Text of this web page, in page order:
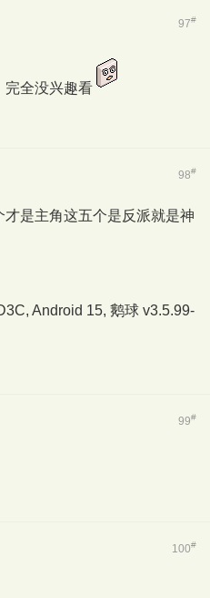
97#
完全没兴趣看
98#
是主角这五个是反派就是神
Android 15, 鹅球 v3.5.99-
99#
100#